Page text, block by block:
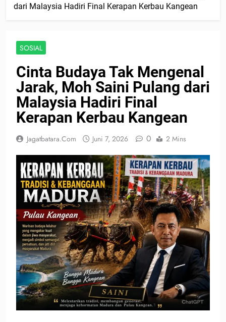
dari Malaysia Hadiri Final Kerapan Kerbau Kangean
SOSIAL
Cinta Budaya Tak Mengenal
Jarak, Moh Saini Pulang dari
Malaysia Hadiri Final
Kerapan Kerbau Kangean
Jagatbatara.com Juni 7, 2026 0 2 Mins